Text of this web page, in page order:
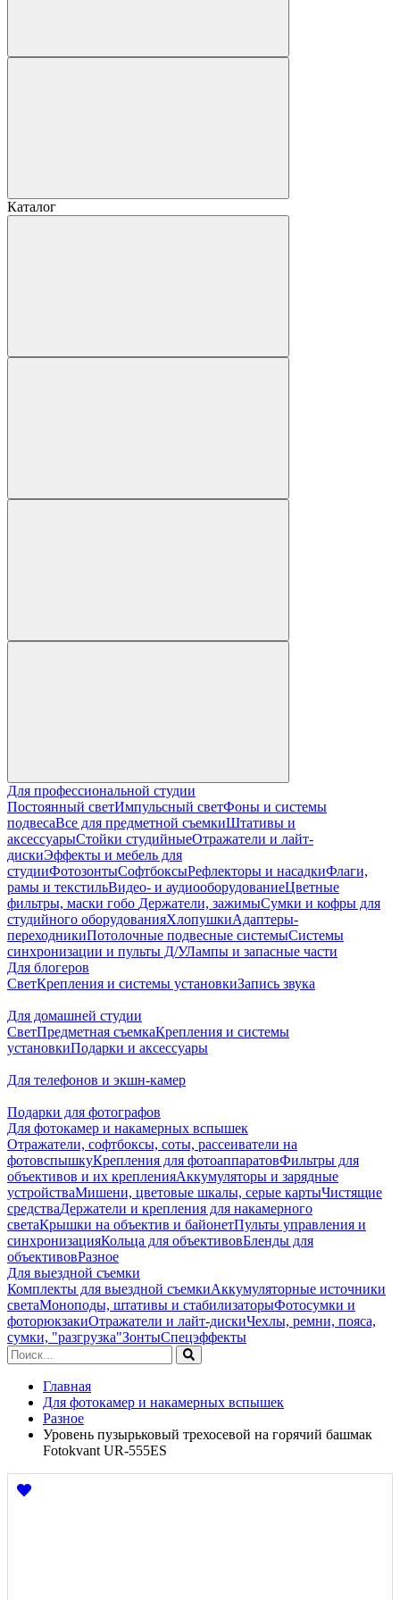
Каталог
Для профессиональной студии
Постоянный светИмпульсный светФоны и системы
подвесаВсе для предметной съемкиШтативы и
аксессуарыСтойки студийныеОтражатели и лайт-
дискиЭффекты и мебель для
студииФотозонтыСофтбоксыРефлекторы и насадкиФлаги,
рамы и текстильВидео- и аудиооборудованиеЦветные
фильтры, маски гобо Держатели, зажимыСумки и кофры для
студийного оборудованияХлопушкиАдаптеры-
переходникиПотолочные подвесные системыСистемы
синхронизации и пульты Д/УЛампы и запасные части
Для блогеров
СветКрепления и системы установкиЗапись звука
Для домашней студии
СветПредметная съемкаКрепления и системы
установкиПодарки и аксессуары
Для телефонов и экшн-камер
Подарки для фотографов
Для фотокамер и накамерных вспышек
Отражатели, софтбоксы, соты, рассеиватели на
фотовспышкуКрепления для фотоаппаратовФильтры для
объективов и их крепленияАккумуляторы и зарядные
устройстваМишени, цветовые шкалы, серые картыЧистящие
средстваДержатели и крепления для накамерного
светаКрышки на объектив и байонетПульты управления и
синхронизацияКольца для объективовБленды для
объективовРазное
Для выездной съемки
Комплекты для выездной съемкиАккумуляторные источники
светаМоноподы, штативы и стабилизаторыФотосумки и
фоторюкзакиОтражатели и лайт-дискиЧехлы, ремни, пояса,
сумки, "разгрузка"ЗонтыСпецэффекты
Главная
Для фотокамер и накамерных вспышек
Разное
Уровень пузырьковый трехосевой на горячий башмак
Fotokvant UR-555ES